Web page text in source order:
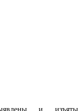
и изъяты